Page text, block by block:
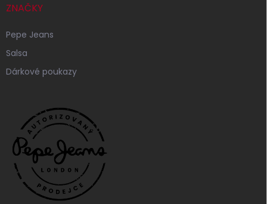
ZNAČKY
Pepe Jeans
Salsa
Dárkové poukazy